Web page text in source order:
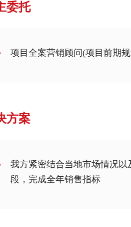
委托
项目全案营销顾问(项目前期
方案
我方紧密结合当地市场情况
段，完成全年销售指标